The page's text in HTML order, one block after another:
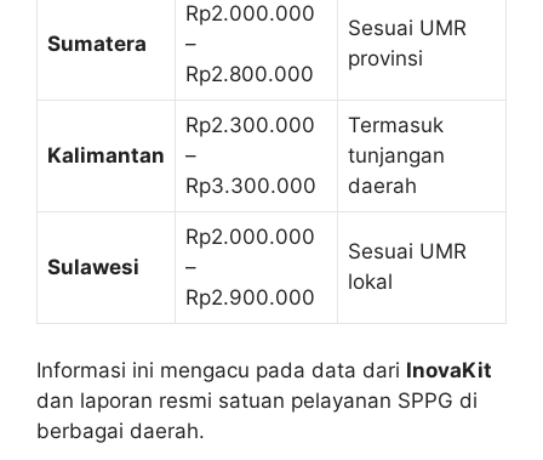
Sumatera
Rp2.000.000
–
Rp2.800.000
Sesuai UMR
provinsi
Kalimantan
Rp2.300.000
–
Rp3.300.000
Termasuk
tunjangan
daerah
Sulawesi
Rp2.000.000
–
Rp2.900.000
Sesuai UMR
lokal
Informasi ini mengacu pada data dari InovaKit
dan laporan resmi satuan pelayanan SPPG di
berbagai daerah.